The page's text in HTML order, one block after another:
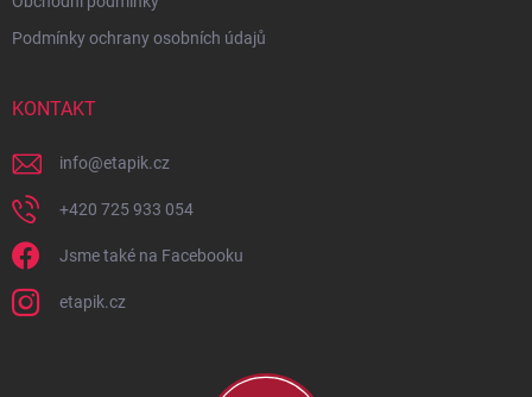
Podmínky ochrany osobních údajů
KONTAKT
info@etapik.cz
+420 725 933 054
Jsme také na Facebooku
etapik.cz